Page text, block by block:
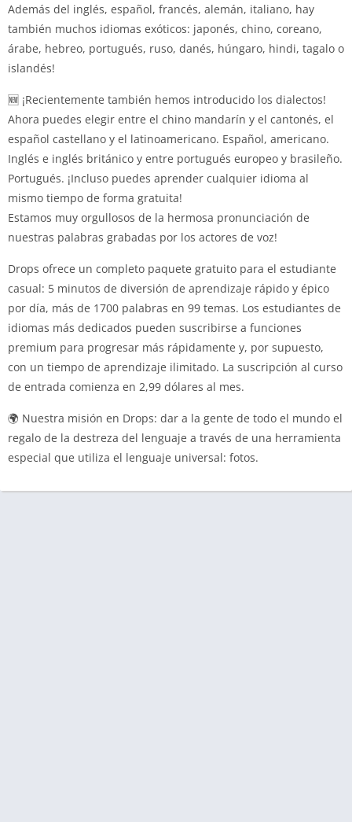
Además del inglés, español, francés, alemán, italiano, hay
también muchos idiomas exóticos: japonés, chino, coreano,
árabe, hebreo, portugués, ruso, danés, húngaro, hindi, tagalo o
islandés!
🆕 ¡Recientemente también hemos introducido los dialectos!
Ahora puedes elegir entre el chino mandarín y el cantonés, el
español castellano y el latinoamericano. Español, americano.
Inglés e inglés británico y entre portugués europeo y brasileño.
Portugués. ¡Incluso puedes aprender cualquier idioma al
mismo tiempo de forma gratuita!
Estamos muy orgullosos de la hermosa pronunciación de
nuestras palabras grabadas por los actores de voz!
Drops ofrece un completo paquete gratuito para el estudiante
casual: 5 minutos de diversión de aprendizaje rápido y épico
por día, más de 1700 palabras en 99 temas. Los estudiantes de
idiomas más dedicados pueden suscribirse a funciones
premium para progresar más rápidamente y, por supuesto,
con un tiempo de aprendizaje ilimitado. La suscripción al curso
de entrada comienza en 2,99 dólares al mes.
🌍 Nuestra misión en Drops: dar a la gente de todo el mundo el
regalo de la destreza del lenguaje a través de una herramienta
especial que utiliza el lenguaje universal: fotos.